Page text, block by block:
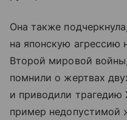
Она также
на японскую агрессию
Второй мировой
помнили о жертвах
и приводили трагедию
пример недопустимой